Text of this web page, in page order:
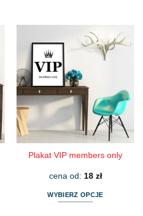
Plakat VIP members only
cena od: 18 zł
WYBIERZ OPCJE